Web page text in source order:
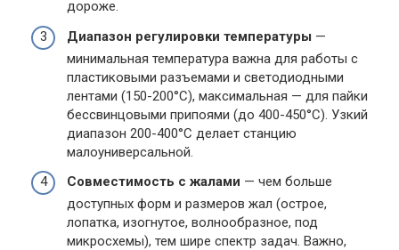
дороже.
Диапазон регулировки температуры —
минимальная температура важна для работы с
пластиковыми разъемами и светодиодными
лентами (150-200°C), максимальная — для пайки
бессвинцовыми припоями (до 400-450°C). Узкий
диапазон 200-400°C делает станцию
малоуниверсальной.
Совместимость с жалами — чем больше
доступных форм и размеров жал (острое,
лопатка, изогнутое, волнообразное, под
микросхемы), тем шире спектр задач. Важно,